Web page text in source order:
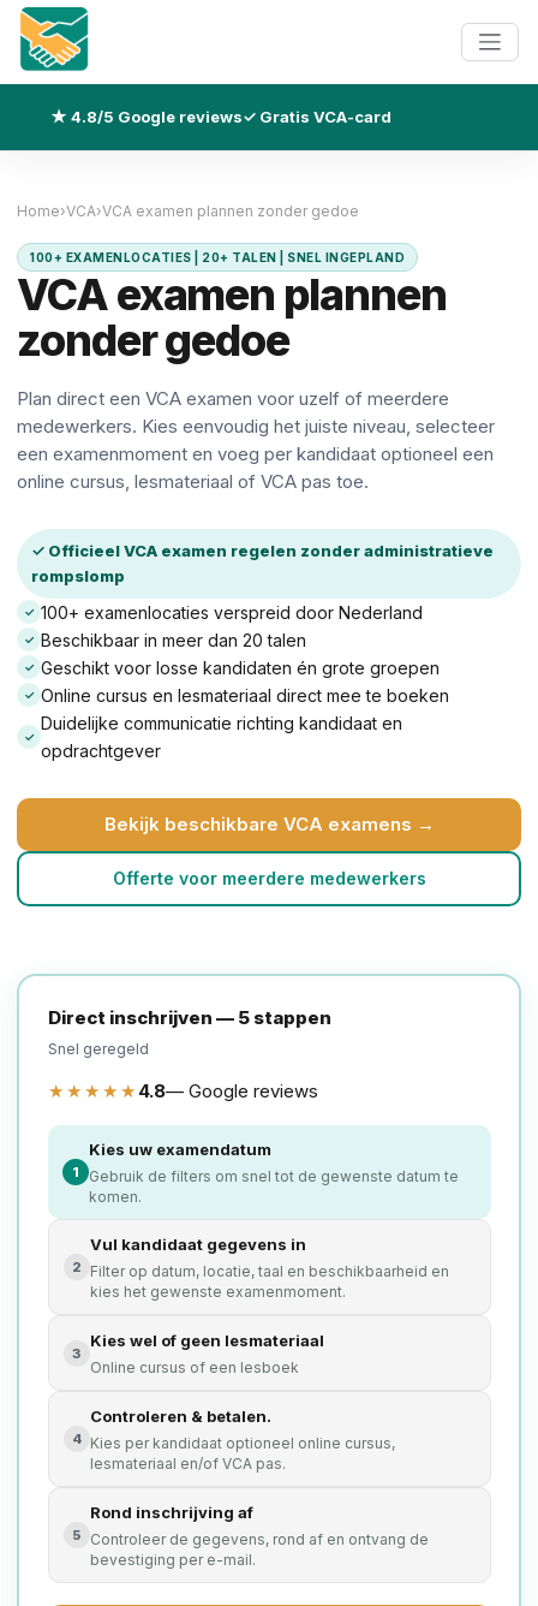
★ 4.8/5 Google reviews✓ Gratis VCA-card
Home›VCA›VCA examen plannen zonder gedoe
100+ EXAMENLOCATIES | 20+ TALEN | SNEL INGEPLAND
VCA examen plannen
zonder gedoe
Plan direct een VCA examen voor uzelf of meerdere
medewerkers. Kies eenvoudig het juiste niveau, selecteer
een examenmoment en voeg per kandidaat optioneel een
online cursus, lesmateriaal of VCA pas toe.
✓ Officieel VCA examen regelen zonder administratieve
rompslomp
✓ 100+ examenlocaties verspreid door Nederland
✓ Beschikbaar in meer dan 20 talen
✓ Geschikt voor losse kandidaten én grote groepen
✓ Online cursus en lesmateriaal direct mee te boeken
✓
Duidelijke communicatie richting kandidaat en
opdrachtgever
Bekijk beschikbare VCA examens →
Offerte voor meerdere medewerkers
Direct inschrijven — 5 stappen
Snel geregeld
★★★★★ 4.8— Google reviews
1
Kies uw examendatum
Gebruik de filters om snel tot de gewenste datum te
komen.
2
Vul kandidaat gegevens in
Filter op datum, locatie, taal en beschikbaarheid en
kies het gewenste examenmoment.
3
Kies wel of geen lesmateriaal
Online cursus of een lesboek
4
Controleren & betalen.
Kies per kandidaat optioneel online cursus,
lesmateriaal en/of VCA pas.
5
Rond inschrijving af
Controleer de gegevens, rond af en ontvang de
bevestiging per e-mail.